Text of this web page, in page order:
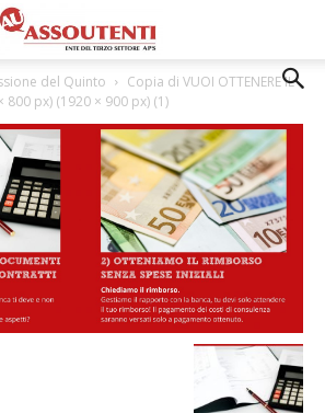
del Quinto
Copia di VUOI OTTENERE IL
800 px) (1920 × 900 px) (1)